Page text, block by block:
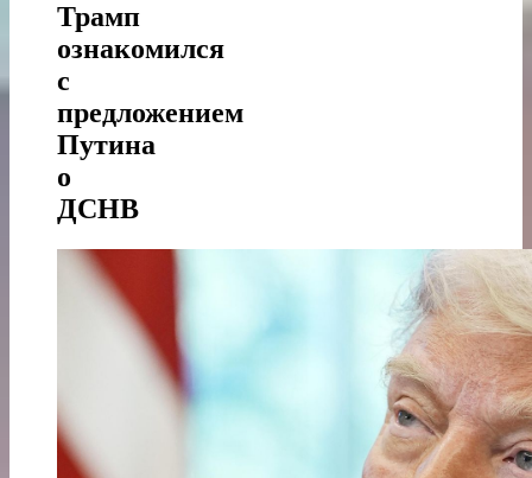
Трамп
ознакомился
с
предложением
Путина
о
ДСНВ